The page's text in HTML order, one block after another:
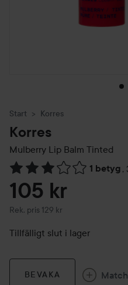
Start Korres
Korres
Mulberry Lip Balm Tinted
1 betyg ,
Hoppa till Betyg &
105 kr
Rek. pris 129 kr
Rekommenderat pris 129 kr
Tillfälligt slut i lager
BEVAKA